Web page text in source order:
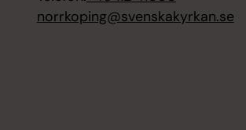
norrkoping@svenskakyrkan.se